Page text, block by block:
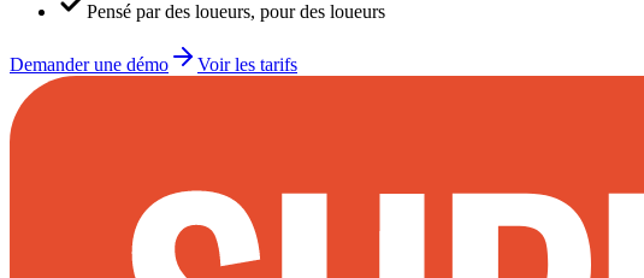
Pensé par des loueurs, pour des loueurs
Demander une démo Voir les tarifs